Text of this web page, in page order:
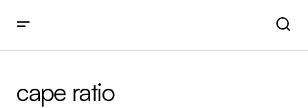
cape ratio